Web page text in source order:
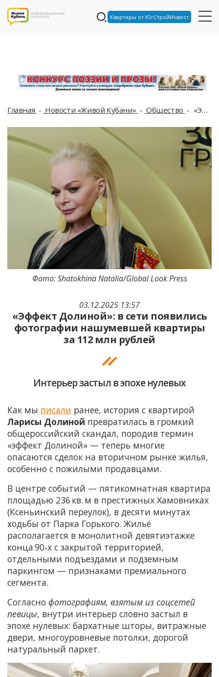
Квартиры от ЮгСтройИнвест
Главная Новости «Живой Кубани» Общество «Эффект Долиной»: в сети появились фотографии нашумевшей квартиры за 112 млн рублей
03.12.2025 13:57
«Эффект Долиной»: в сети появились
фотографии нашумевшей квартиры
за 112 млн рублей
Интерьер застыл в эпохе нулевых
Фото: Shatokhina Natalia/Global Look Press
Как мы писали ранее, история с квартирой
Ларисы Долиной превратилась в громкий
общероссийский скандал, породив термин
«эффект Долиной» — теперь многие
опасаются сделок на вторичном рынке жилья,
особенно с пожилыми продавцами.
В центре событий — пятикомнатная квартира
площадью 236 кв. м в престижных Хамовниках
(Ксеньинский переулок), в десяти минутах
ходьбы от Парка Горького. Жильё
располагается в монолитной девятиэтажке
конца 90‑х с закрытой территорией,
отдельными подъездами и подземным
паркингом — признаками премиального
сегмента.
Согласно фотографиям, взятым из соцсетей
певицы, внутри интерьер словно застыл в
эпохе нулевых: бархатные шторы, витражные
двери, многоуровневые потолки, дорогой
натуральный паркет.